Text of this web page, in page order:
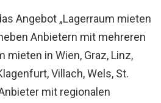
Angebot „Lagerraum mieten
Anbietern mit mehreren
mieten in Wien, Graz, Linz,
Villach, Wels, St.
mit regionalen